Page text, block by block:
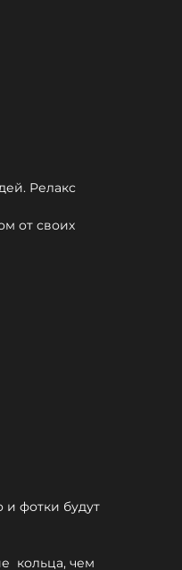
Релакс
от своих
и фотки будут
кольца, чем